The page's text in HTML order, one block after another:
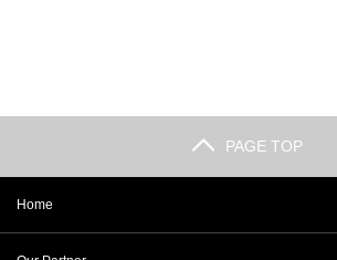
PAGE TOP
Home